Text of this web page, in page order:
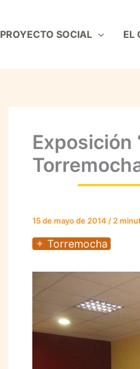
PROYECTO SOCIAL EL
Exposición
15 de mayo de 2014 /2
Torremocha